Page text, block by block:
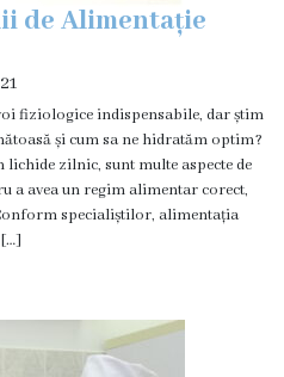
de Alimentație
fiziologice indispensabile, dar știm
și cum sa ne hidratăm optim?
zilnic, sunt multe aspecte de
a avea un regim alimentar corect,
specialiștilor, alimentația
[…]